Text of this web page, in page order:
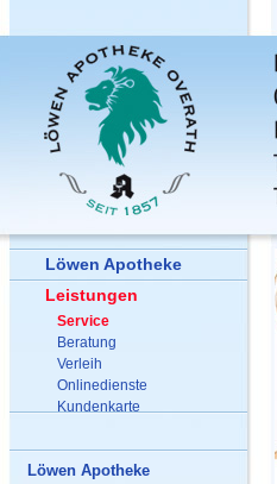
Löwen Apotheke
Leistungen
Service
Beratung
Verleih
Onlinedienste
Kundenkarte
Löwen Apotheke